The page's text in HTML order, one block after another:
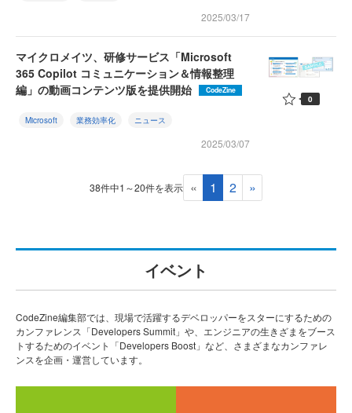
2025/03/17
マイクロメイツ、研修サービス「Microsoft
365 Copilot コミュニケーション＆情報整理
編」の動画コンテンツ版を提供開始
CodeZine
Microsoft 業務効率化 ニュース
2025/03/07
0
38件中1～20件を表示 « 1 2 »
イベント
CodeZine編集部では、現場で活躍するデベロッパーをスターにするための
カンファレンス「Developers Summit」や、エンジニアの生きざまをブース
トするためのイベント「Developers Boost」など、さまざまなカンファレ
ンスを企画・運営しています。